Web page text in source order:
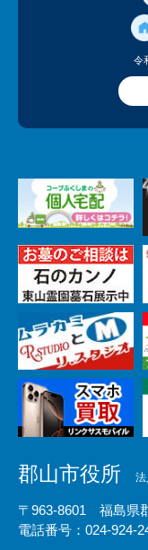
令
郡山市役所
〒963-8601 福島県
電話番号：024-924-